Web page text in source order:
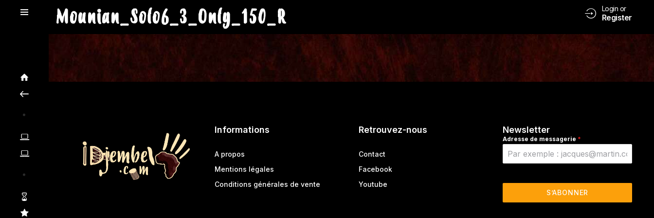
Mounian_Solo6_3_Only_150_R Login or
Register
Informations
A propos
Mentions légales
Conditions générales de vente
Retrouvez-nous
Contact
Facebook
Youtube
Newsletter
Adresse de messagerie *
S’ABONNER